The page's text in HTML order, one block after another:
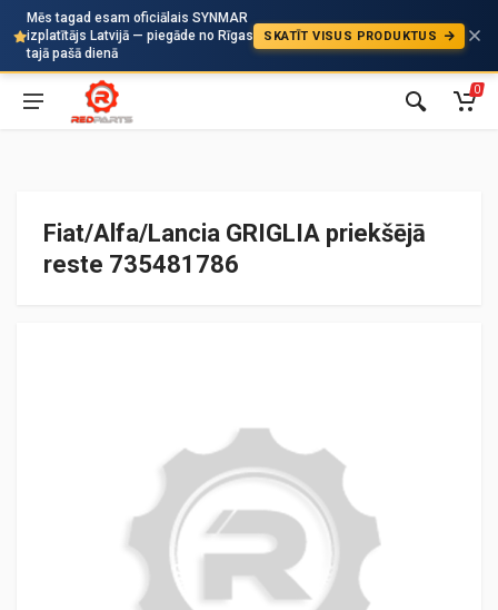
Mēs tagad esam oficiālais SYNMAR
izplatītājs Latvijā — piegāde no Rīgas
tajā pašā dienā
SKATĪT VISUS PRODUKTUS
Auto
0
Fiat/Alfa/Lancia GRIGLIA priekšējā
reste 735481786